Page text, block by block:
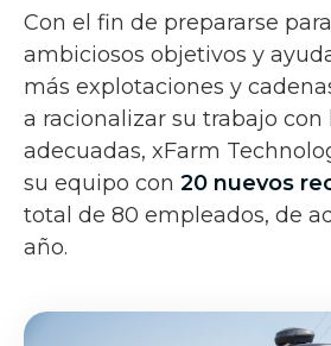
Con el fin de prepararse
ambiciosos objetivos y
más explotaciones y
a racionalizar su trabajo con
adecuadas, xFarm
su equipo con 20 nuevos
total de 80 empleados, de
año.